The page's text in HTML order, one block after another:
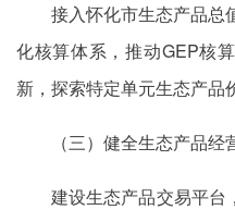
接入怀化市生态产品总
化核算体系，推动GEP核
新，探索特定单元生态产品
（三）健全生态产品经
建设生态产品交易平台